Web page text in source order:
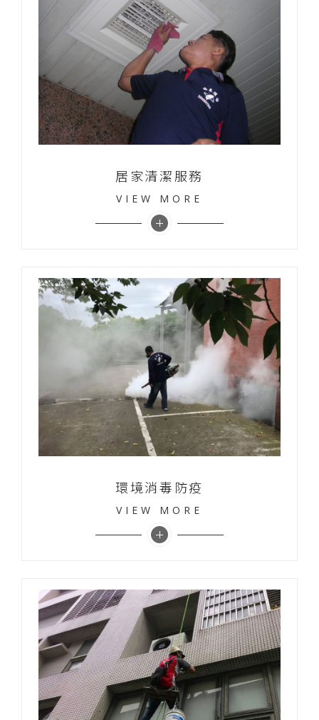
居家清潔服務
VIEW MORE
環境消毒防疫
VIEW MORE